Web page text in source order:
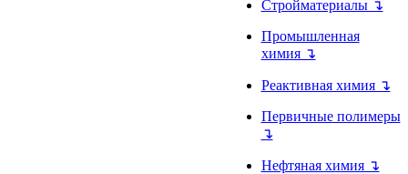
Стройматериалы ↴
Промышленная
химия ↴
Реактивная химия ↴
Первичные полимеры
↴
Нефтяная химия ↴